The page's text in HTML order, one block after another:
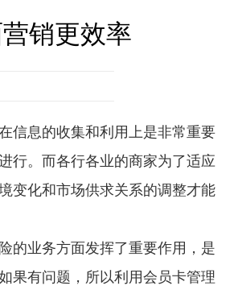
销更效率
信息的收集和利用上是非常重要
行。而各行各业的商家为了适应
变化和市场供求关系的调整才能
的业务方面发挥了重要作用，是
果有问题，所以利用会员卡管理